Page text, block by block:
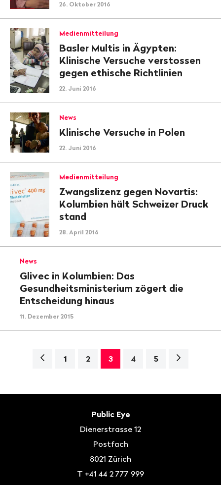
26. Oktober 2016
Medienmitteilung
Basler Multis in Ägypten:
Klinische Versuche verstossen
gegen ethische Richtlinien
22. Juni 2016
News
Klinische Versuche in Polen
22. Juni 2016
Medienmitteilung
Zwangslizenz gegen Novartis:
Kolumbien hält Schweizer Druck
stand
28. April 2016
News
Glivec in Kolumbien: Das
Gesundheitsministerium zögert die
Entscheidung hinaus
11. Dezember 2015
Navigation
1 2 3 4 5
Nächste
Public Eye
Dienerstrasse 12
Postfach
8021 Zürich
T +41 44 2 777 999